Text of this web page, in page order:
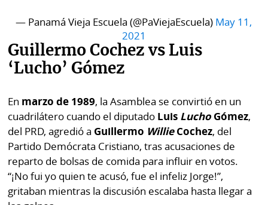
— Panamá Vieja Escuela (@PaViejaEscuela) May 11,
2021
Guillermo Cochez vs Luis
‘Lucho’ Gómez
En marzo de 1989, la Asamblea se convirtió en un
cuadrilátero cuando el diputado Luis Lucho Gómez,
del PRD, agredió a Guillermo WillieCochez, del
Partido Demócrata Cristiano, tras acusaciones de
reparto de bolsas de comida para influir en votos.
“¡No fui yo quien te acusó, fue el infeliz Jorge!”,
gritaban mientras la discusión escalaba hasta llegar a